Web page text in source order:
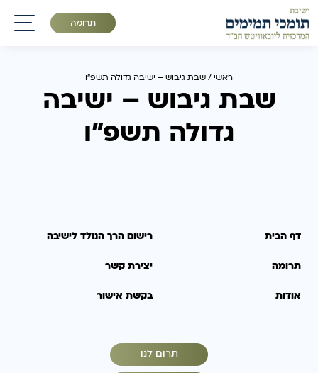
תרומה
תפריט
ראשי/שבת גיבוש – ישיבה גדולה תשפ״ו
שבת גיבוש – ישיבה
גדולה תשפ״ו
דף הבית רישום הרך הנולד לישיבה
תרומה יצירת קשר
אודות בקשת אישור
תרום לנו